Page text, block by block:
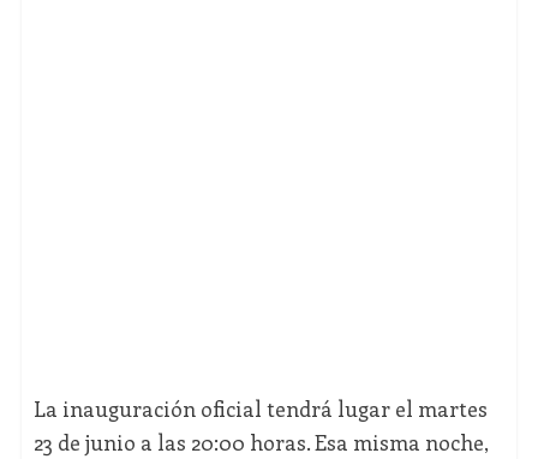
La inauguración oficial tendrá lugar el martes
23 de junio a las 20:00 horas. Esa misma noche,